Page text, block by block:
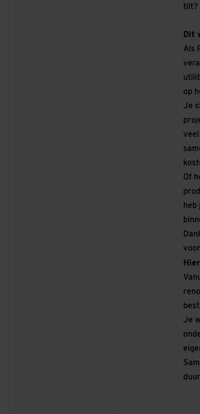
tilt?
Dit
Als
op
Je
Of
Je